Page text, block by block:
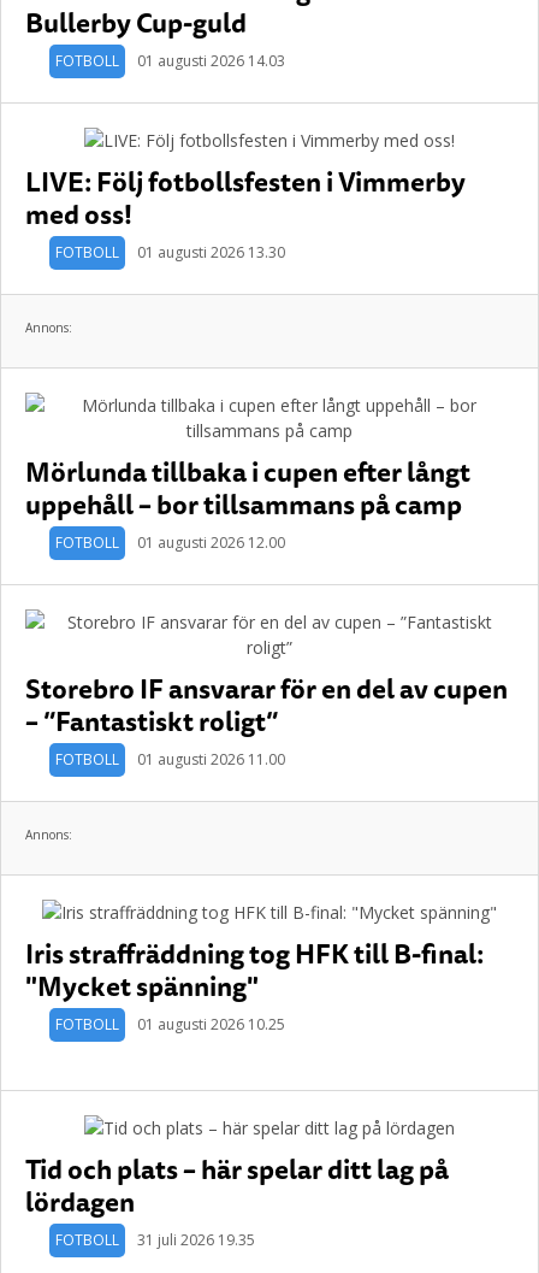
Bullerby Cup-guld
FOTBOLL 01 augusti 2026 14.03
LIVE: Följ fotbollsfesten i Vimmerby
med oss!
FOTBOLL 01 augusti 2026 13.30
Annons:
Mörlunda tillbaka i cupen efter långt
uppehåll – bor tillsammans på camp
FOTBOLL 01 augusti 2026 12.00
Storebro IF ansvarar för en del av cupen
– ”Fantastiskt roligt”
FOTBOLL 01 augusti 2026 11.00
Annons:
Iris straffräddning tog HFK till B-final:
"Mycket spänning"
FOTBOLL 01 augusti 2026 10.25
Tid och plats – här spelar ditt lag på
lördagen
FOTBOLL 31 juli 2026 19.35